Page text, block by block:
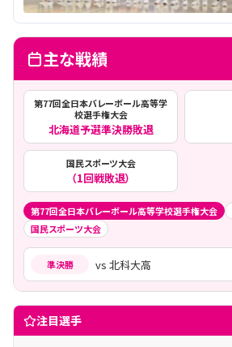
主な戦績
第77回全日本バレーボール高等学
校選手権大会
北海道予選準決勝敗退
国民スポーツ大会
（1回戦敗退）
第77回全日本バレーボール高等学校選手権大会
国民スポーツ大会
準決勝 vs 北科大高
注目選手